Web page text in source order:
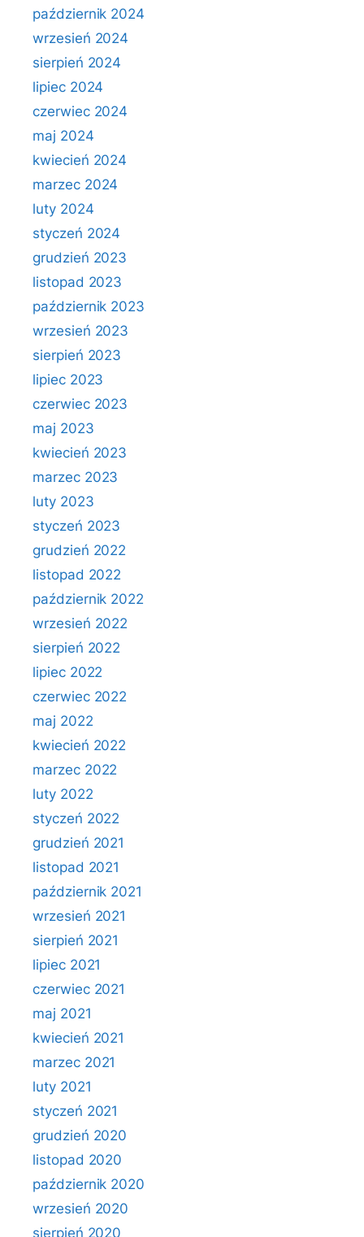
październik 2024
wrzesień 2024
sierpień 2024
lipiec 2024
czerwiec 2024
maj 2024
kwiecień 2024
marzec 2024
luty 2024
styczeń 2024
grudzień 2023
listopad 2023
październik 2023
wrzesień 2023
sierpień 2023
lipiec 2023
czerwiec 2023
maj 2023
kwiecień 2023
marzec 2023
luty 2023
styczeń 2023
grudzień 2022
listopad 2022
październik 2022
wrzesień 2022
sierpień 2022
lipiec 2022
czerwiec 2022
maj 2022
kwiecień 2022
marzec 2022
luty 2022
styczeń 2022
grudzień 2021
listopad 2021
październik 2021
wrzesień 2021
sierpień 2021
lipiec 2021
czerwiec 2021
maj 2021
kwiecień 2021
marzec 2021
luty 2021
styczeń 2021
grudzień 2020
listopad 2020
październik 2020
wrzesień 2020
sierpień 2020